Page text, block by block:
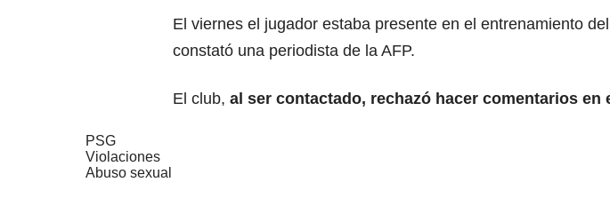
El viernes el jugador estaba presente en el entrenamiento
constató una periodista de la AFP.
El club, al ser contactado, rechazó hacer comentarios en
PSG
Violaciones
Abuso sexual